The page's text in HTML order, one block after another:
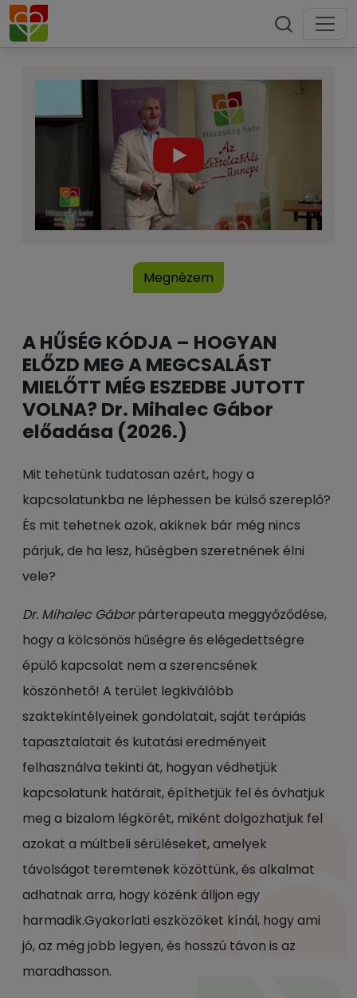
Megnézem
A HŰSÉG KÓDJA – HOGYAN
ELŐZD MEG A MEGCSALÁST
MIELŐTT MÉG ESZEDBE JUTOTT
VOLNA? Dr. Mihalec Gábor
előadása (2026.)
Mit tehetünk tudatosan azért, hogy a
kapcsolatunkba ne léphessen be külső szereplő?
És mit tehetnek azok, akiknek bár még nincs
párjuk, de ha lesz, hűségben szeretnének élni
vele?
Dr. Mihalec Gáborpárterapeuta meggyőződése,
hogy a kölcsönös hűségre és elégedettségre
épülő kapcsolat nem a szerencsének
köszönhető! A terület legkiválóbb
szaktekintélyeinek gondolatait, saját terápiás
tapasztalatait és kutatási eredményeit
felhasználva tekinti át, hogyan védhetjük
kapcsolatunk határait, építhetjük fel és óvhatjuk
meg a bizalom légkörét, miként dolgozhatjuk fel
azokat a múltbeli sérüléseket, amelyek
távolságot teremtenek közöttünk, és alkalmat
adhatnak arra, hogy közénk álljon egy
harmadik.Gyakorlati eszközöket kínál, hogy ami
jó, az még jobb legyen, és hosszú távon is az
maradhasson.